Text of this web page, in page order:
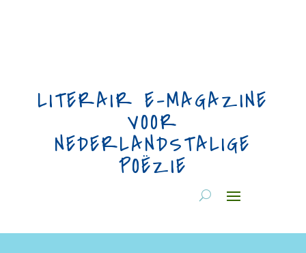
LITERAIR E-MAGAZINE
VOOR
NEDERLANDSTALIGE
POËZIE